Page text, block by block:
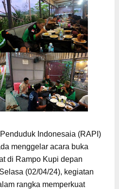
Indonesaia (RAPI)
menggelar acara buka
di Rampo Kupi depan
(02/04/24), kegiatan
rangka memperkuat